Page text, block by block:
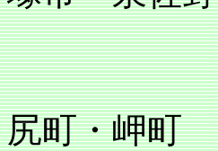
島本町・
尻町・岬